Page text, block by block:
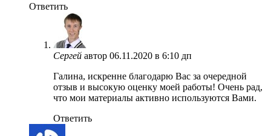
Ответить
Сергей автор 06.11.2020 в 6:10 дп
Галина, искренне благодарю Вас за очередной
отзыв и высокую оценку моей работы! Очень рад,
что мои материалы активно используются Вами.
Ответить